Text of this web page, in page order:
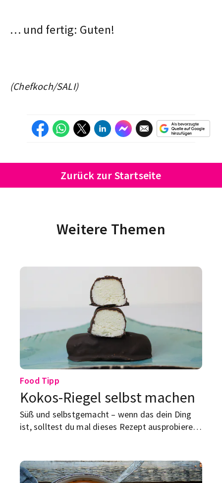
… und fertig: Guten!
(Chefkoch/SALI)
Zurück zur Startseite
Weitere Themen
Food Tipp
Kokos-Riegel selbst machen
Süß und selbstgemacht – wenn das dein Ding
ist, solltest du mal dieses Rezept ausprobieren: